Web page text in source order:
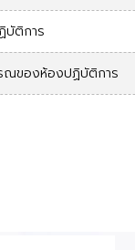
บัติการ
ณของห้องปฏิบัติการ
17025